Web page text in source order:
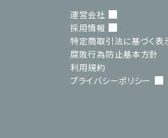
運営会社
採用情報
特定商取引法に基づく表
腐敗行為防止基本方針
利用規約
プライバシーポリシー